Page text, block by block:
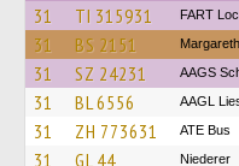
31 TI 315931 FART
31 BS 2151
31 SZ 24231 AAGS
31 BL 6556 AAGL
31 ZH 773631 ATE Bus
31 GL 44 Niederer